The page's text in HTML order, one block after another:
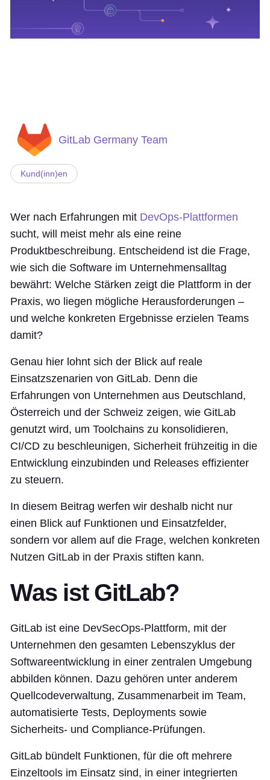
GitLab Germany Team
Kund(inn)en
Wer nach Erfahrungen mit DevOps-Plattformen
sucht, will meist mehr als eine reine
Produktbeschreibung. Entscheidend ist die Frage,
wie sich die Software im Unternehmensalltag
bewährt: Welche Stärken zeigt die Plattform in der
Praxis, wo liegen mögliche Herausforderungen –
und welche konkreten Ergebnisse erzielen Teams
damit?
Genau hier lohnt sich der Blick auf reale
Einsatzszenarien von GitLab. Denn die
Erfahrungen von Unternehmen aus Deutschland,
Österreich und der Schweiz zeigen, wie GitLab
genutzt wird, um Toolchains zu konsolidieren,
CI/CD zu beschleunigen, Sicherheit frühzeitig in die
Entwicklung einzubinden und Releases effizienter
zu steuern.
In diesem Beitrag werfen wir deshalb nicht nur
einen Blick auf Funktionen und Einsatzfelder,
sondern vor allem auf die Frage, welchen konkreten
Nutzen GitLab in der Praxis stiften kann.
Was ist GitLab?
GitLab ist eine DevSecOps-Plattform, mit der
Unternehmen den gesamten Lebenszyklus der
Softwareentwicklung in einer zentralen Umgebung
abbilden können. Dazu gehören unter anderem
Quellcodeverwaltung, Zusammenarbeit im Team,
automatisierte Tests, Deployments sowie
Sicherheits- und Compliance-Prüfungen.
GitLab bündelt Funktionen, für die oft mehrere
Einzeltools im Einsatz sind, in einer integrierten